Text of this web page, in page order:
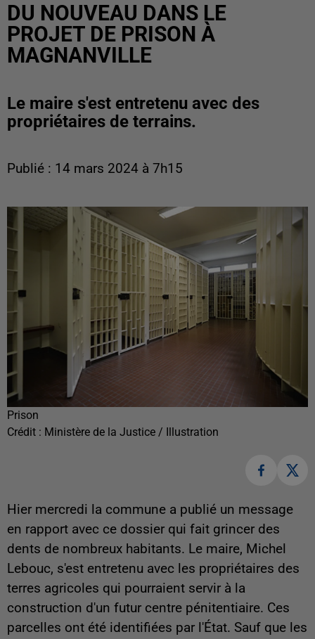
DU NOUVEAU DANS LE
PROJET DE PRISON À
MAGNANVILLE
Le maire s'est entretenu avec des
propriétaires de terrains.
Publié : 14 mars 2024 à 7h15
Prison
Crédit : Ministère de la Justice / Illustration
Hier mercredi la commune a publié un message
en rapport avec ce dossier qui fait grincer des
dents de nombreux habitants. Le maire, Michel
Lebouc, s'est entretenu avec les propriétaires des
terres agricoles qui pourraient servir à la
construction d'un futur centre pénitentiaire. Ces
parcelles ont été identifiées par l'État. Sauf que les